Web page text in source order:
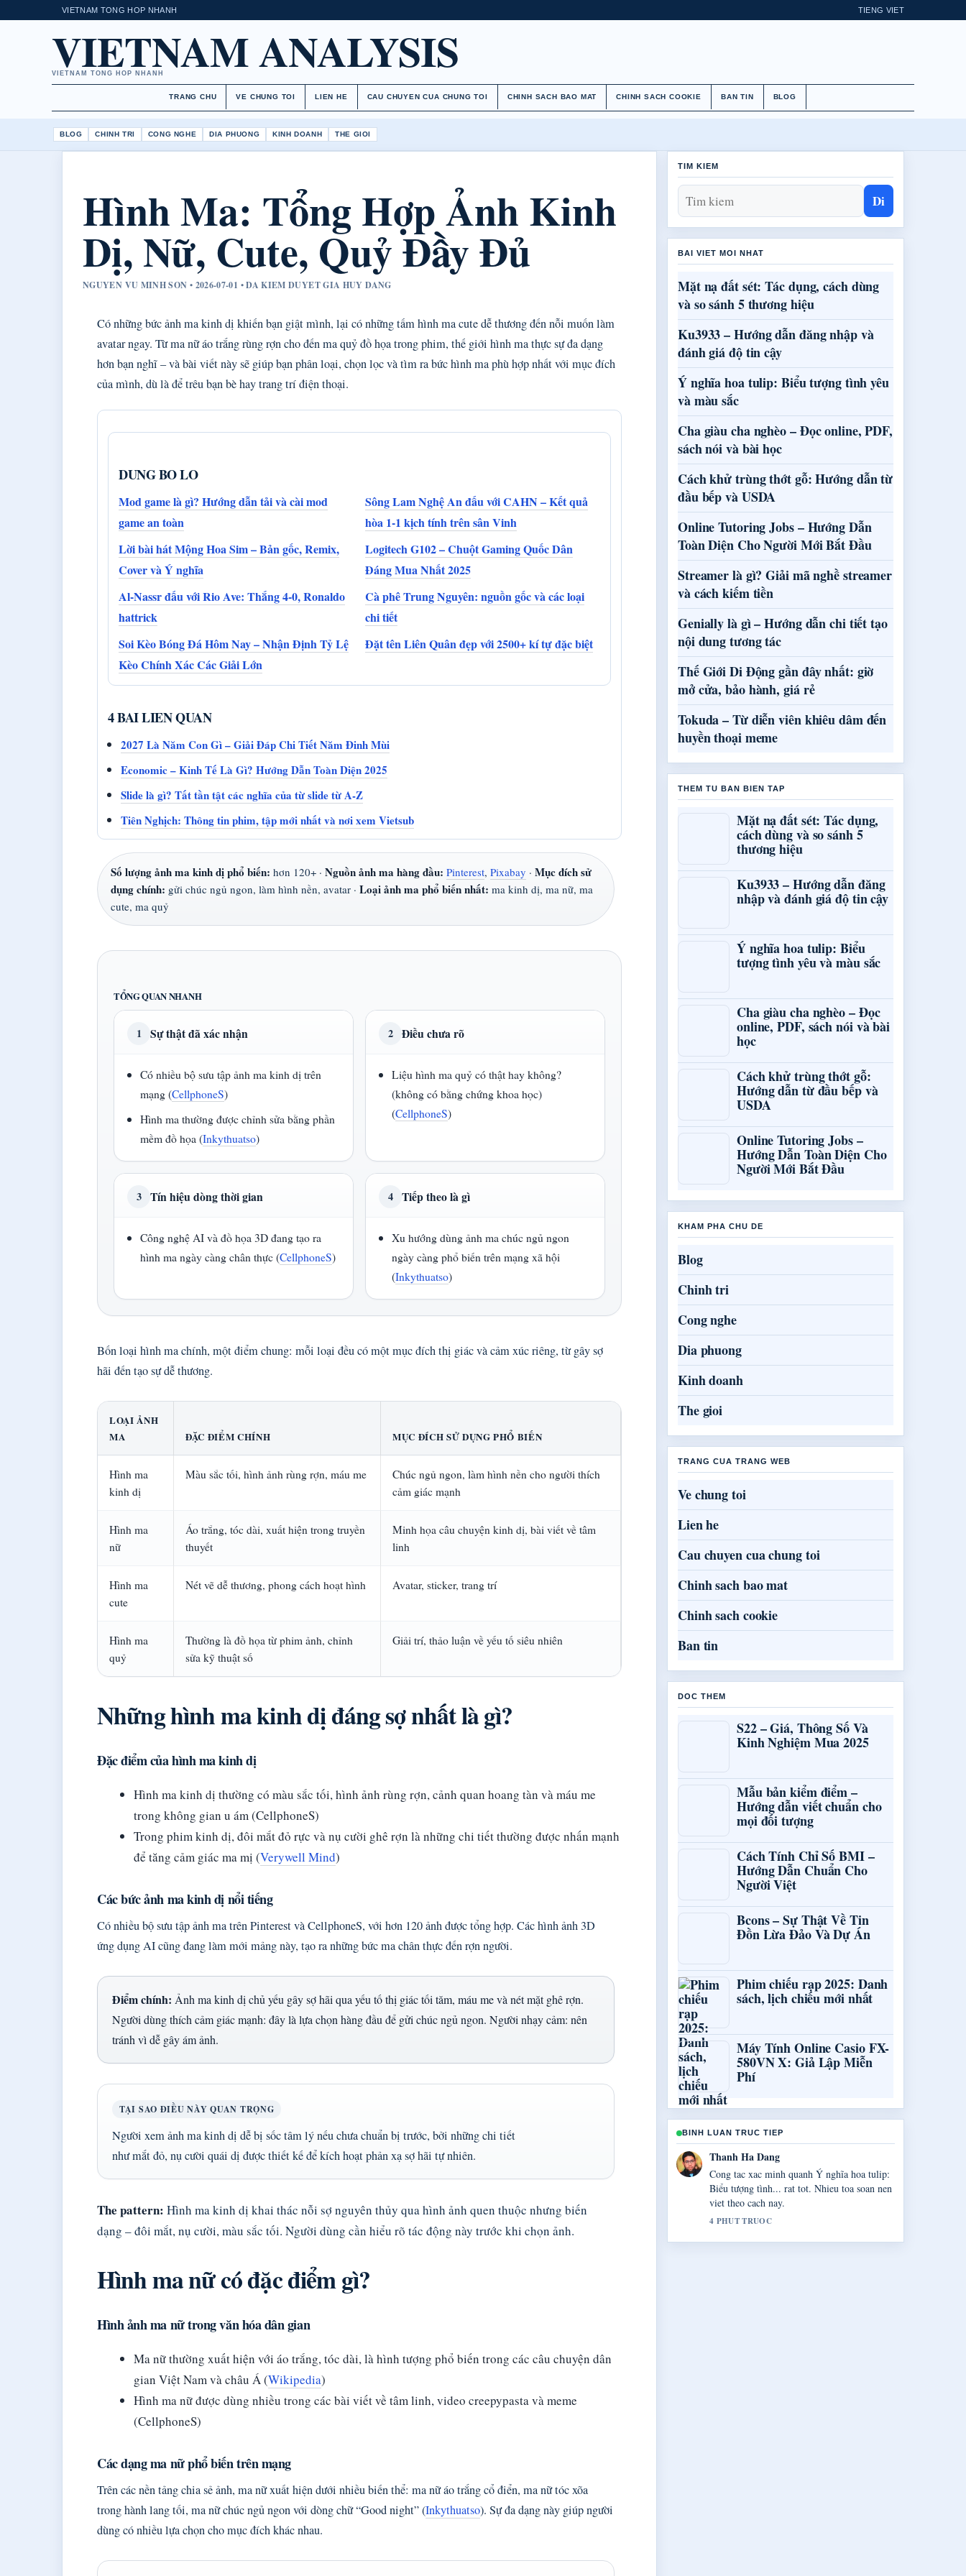
VIETNAM TONG HOP NHANH TIENG VIET
VIETNAM ANALYSIS
VIETNAM TONG HOP NHANH
TRANG CHU VE CHUNG TOI LIEN HE CAU CHUYEN CUA CHUNG TOI CHINH SACH BAO MAT CHINH SACH COOKIE BAN TIN BLOG
BLOG CHINH TRI CONG NGHE DIA PHUONG KINH DOANH THE GIOI
Hình Ma: Tổng Hợp Ảnh Kinh
Dị, Nữ, Cute, Quỷ Đầy Đủ
NGUYEN VU MINH SON • 2026-07-01 • DA KIEM DUYET GIA HUY DANG
Có những bức ảnh ma kinh dị khiến bạn giật mình, lại có những tấm hình ma cute dễ thương đến nỗi muốn làm
avatar ngay. Từ ma nữ áo trắng rùng rợn cho đến ma quỷ đồ họa trong phim, thế giới hình ma thực sự đa dạng
hơn bạn nghĩ – và bài viết này sẽ giúp bạn phân loại, chọn lọc và tìm ra bức hình ma phù hợp nhất với mục đích
của mình, dù là để trêu bạn bè hay trang trí điện thoại.
DUNG BO LO
Mod game là gì? Hướng dẫn tải và cài mod
game an toàn
Sông Lam Nghệ An đấu với CAHN – Kết quả
hòa 1-1 kịch tính trên sân Vinh
Lời bài hát Mộng Hoa Sim – Bản gốc, Remix,
Cover và Ý nghĩa
Logitech G102 – Chuột Gaming Quốc Dân
Đáng Mua Nhất 2025
Al-Nassr đấu với Rio Ave: Thắng 4-0, Ronaldo
hattrick
Cà phê Trung Nguyên: nguồn gốc và các loại
chi tiết
Soi Kèo Bóng Đá Hôm Nay – Nhận Định Tỷ Lệ
Kèo Chính Xác Các Giải Lớn
Đặt tên Liên Quân đẹp với 2500+ kí tự đặc biệt
4 BAI LIEN QUAN
2027 Là Năm Con Gì – Giải Đáp Chi Tiết Năm Đinh Mùi
Economic – Kinh Tế Là Gì? Hướng Dẫn Toàn Diện 2025
Slide là gì? Tất tần tật các nghĩa của từ slide từ A-Z
Tiên Nghịch: Thông tin phim, tập mới nhất và nơi xem Vietsub
Số lượng ảnh ma kinh dị phổ biến: hơn 120+ · Nguồn ảnh ma hàng đầu: Pinterest, Pixabay · Mục đích sử
dụng chính: gửi chúc ngủ ngon, làm hình nền, avatar · Loại ảnh ma phổ biến nhất: ma kinh dị, ma nữ, ma
cute, ma quỷ
TỔNG QUAN NHANH
1 Sự thật đã xác nhận
Có nhiều bộ sưu tập ảnh ma kinh dị trên
mạng (CellphoneS)
Hình ma thường được chỉnh sửa bằng phần
mềm đồ họa (Inkythuatso)
2 Điều chưa rõ
Liệu hình ma quỷ có thật hay không?
(không có bằng chứng khoa học)
(CellphoneS)
3 Tín hiệu dòng thời gian
Công nghệ AI và đồ họa 3D đang tạo ra
hình ma ngày càng chân thực (CellphoneS)
4 Tiếp theo là gì
Xu hướng dùng ảnh ma chúc ngủ ngon
ngày càng phổ biến trên mạng xã hội
(Inkythuatso)
Bốn loại hình ma chính, một điểm chung: mỗi loại đều có một mục đích thị giác và cảm xúc riêng, từ gây sợ
hãi đến tạo sự dễ thương.
LOẠI ẢNH
MA
ĐẶC ĐIỂM CHÍNH MỤC ĐÍCH SỬ DỤNG PHỔ BIẾN
Hình ma
kinh dị
Màu sắc tối, hình ảnh rùng rợn, máu me
Chúc ngủ ngon, làm hình nền cho người thích
cảm giác mạnh
Hình ma
nữ
Áo trắng, tóc dài, xuất hiện trong truyền
thuyết
Minh họa câu chuyện kinh dị, bài viết về tâm
linh
Hình ma
cute
Nét vẽ dễ thương, phong cách hoạt hình Avatar, sticker, trang trí
Hình ma
quỷ
Thường là đồ họa từ phim ảnh, chỉnh
sửa kỹ thuật số
Giải trí, thảo luận về yếu tố siêu nhiên
Những hình ma kinh dị đáng sợ nhất là gì?
Đặc điểm của hình ma kinh dị
Hình ma kinh dị thường có màu sắc tối, hình ảnh rùng rợn, cảnh quan hoang tàn và máu me
trong không gian u ám (CellphoneS)
Trong phim kinh dị, đôi mắt đỏ rực và nụ cười ghê rợn là những chi tiết thường được nhấn mạnh
để tăng cảm giác ma mị (Verywell Mind)
Các bức ảnh ma kinh dị nổi tiếng
Có nhiều bộ sưu tập ảnh ma trên Pinterest và CellphoneS, với hơn 120 ảnh được tổng hợp. Các hình ảnh 3D
ứng dụng AI cũng đang làm mới mảng này, tạo ra những bức ma chân thực đến rợn người.
Điểm chính: Ảnh ma kinh dị chủ yếu gây sợ hãi qua yếu tố thị giác tối tăm, máu me và nét mặt ghê rợn.
Người dùng thích cảm giác mạnh: đây là lựa chọn hàng đầu để gửi chúc ngủ ngon. Người nhạy cảm: nên
tránh vì dễ gây ám ảnh.
TẠI SAO ĐIỀU NÀY QUAN TRỌNG
Người xem ảnh ma kinh dị dễ bị sốc tâm lý nếu chưa chuẩn bị trước, bởi những chi tiết
như mắt đỏ, nụ cười quái dị được thiết kế để kích hoạt phản xạ sợ hãi tự nhiên.
The pattern: Hình ma kinh dị khai thác nỗi sợ nguyên thủy qua hình ảnh quen thuộc nhưng biến
dạng – đôi mắt, nụ cười, màu sắc tối. Người dùng cần hiểu rõ tác động này trước khi chọn ảnh.
Hình ma nữ có đặc điểm gì?
Hình ảnh ma nữ trong văn hóa dân gian
Ma nữ thường xuất hiện với áo trắng, tóc dài, là hình tượng phổ biến trong các câu chuyện dân
gian Việt Nam và châu Á (Wikipedia)
Hình ma nữ được dùng nhiều trong các bài viết về tâm linh, video creepypasta và meme
(CellphoneS)
Các dạng ma nữ phổ biến trên mạng
Trên các nền tảng chia sẻ ảnh, ma nữ xuất hiện dưới nhiều biến thể: ma nữ áo trắng cổ điển, ma nữ tóc xõa
trong hành lang tối, ma nữ chúc ngủ ngon với dòng chữ “Good night” (Inkythuatso). Sự đa dạng này giúp người
dùng có nhiều lựa chọn cho mục đích khác nhau.
TIM KIEM
Di
BAI VIET MOI NHAT
Mặt nạ đất sét: Tác dụng, cách dùng
và so sánh 5 thương hiệu
Ku3933 – Hướng dẫn đăng nhập và
đánh giá độ tin cậy
Ý nghĩa hoa tulip: Biểu tượng tình yêu
và màu sắc
Cha giàu cha nghèo – Đọc online, PDF,
sách nói và bài học
Cách khử trùng thớt gỗ: Hướng dẫn từ
đầu bếp và USDA
Online Tutoring Jobs – Hướng Dẫn
Toàn Diện Cho Người Mới Bắt Đầu
Streamer là gì? Giải mã nghề streamer
và cách kiếm tiền
Genially là gì – Hướng dẫn chi tiết tạo
nội dung tương tác
Thế Giới Di Động gần đây nhất: giờ
mở cửa, bảo hành, giá rẻ
Tokuda – Từ diễn viên khiêu dâm đến
huyền thoại meme
THEM TU BAN BIEN TAP
Mặt nạ đất sét: Tác dụng,
cách dùng và so sánh 5
thương hiệu
Ku3933 – Hướng dẫn đăng
nhập và đánh giá độ tin cậy
Ý nghĩa hoa tulip: Biểu
tượng tình yêu và màu sắc
Cha giàu cha nghèo – Đọc
online, PDF, sách nói và bài
học
Cách khử trùng thớt gỗ:
Hướng dẫn từ đầu bếp và
USDA
Online Tutoring Jobs –
Hướng Dẫn Toàn Diện Cho
Người Mới Bắt Đầu
KHAM PHA CHU DE
Blog
Chinh tri
Cong nghe
Dia phuong
Kinh doanh
The gioi
TRANG CUA TRANG WEB
Ve chung toi
Lien he
Cau chuyen cua chung toi
Chinh sach bao mat
Chinh sach cookie
Ban tin
DOC THEM
S22 – Giá, Thông Số Và
Kinh Nghiệm Mua 2025
Mẫu bản kiểm điểm –
Hướng dẫn viết chuẩn cho
mọi đối tượng
Cách Tính Chỉ Số BMI –
Hướng Dẫn Chuẩn Cho
Người Việt
Bcons – Sự Thật Về Tin
Đồn Lừa Đảo Và Dự Án
Phim chiếu rạp 2025: Danh
sách, lịch chiếu mới nhất
Máy Tính Online Casio FX-
580VN X: Giả Lập Miễn
Phí
BINH LUAN TRUC TIEP
Gia Huy Do
Tong hop rat tot ve Mặt nạ đất sét: Tác dụng,
cách.... Day la ban tom tat ro rang nhat toi
thay hom nay.
6 PHUT TRUOC